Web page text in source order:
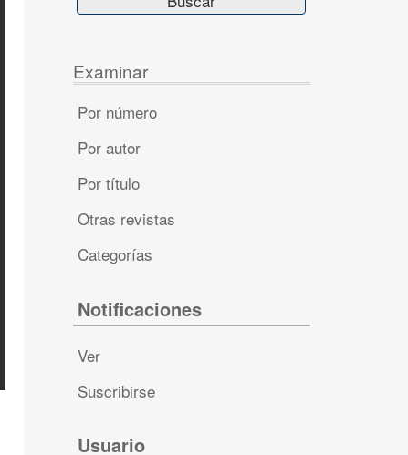
Examinar
Por número
Por autor
Por título
Otras revistas
Categorías
Notificaciones
Ver
Suscribirse
Usuario